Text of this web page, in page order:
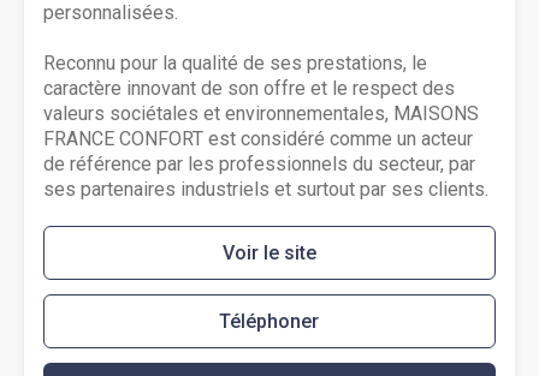
personnalisées.
Reconnu pour la qualité de ses prestations, le
caractère innovant de son offre et le respect des
valeurs sociétales et environnementales, MAISONS
FRANCE CONFORT est considéré comme un acteur
de référence par les professionnels du secteur, par
ses partenaires industriels et surtout par ses clients.
Voir le site
Téléphoner